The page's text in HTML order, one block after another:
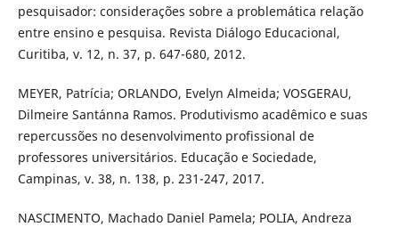
pesquisador: considerações sobre a problemática relação
entre ensino e pesquisa. Revista Diálogo Educacional,
Curitiba, v. 12, n. 37, p. 647-680, 2012.
MEYER, Patrícia; ORLANDO, Evelyn Almeida; VOSGERAU,
Dilmeire Sant´anna Ramos. Produtivismo acadêmico e suas
repercussões no desenvolvimento profissional de
professores universitários. Educação e Sociedade,
Campinas, v. 38, n. 138, p. 231-247, 2017.
NASCIMENTO, Machado Daniel Pamela; POLIA, Andreza